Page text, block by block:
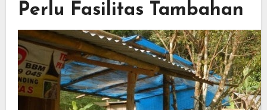
Perlu Fasilitas Tambahan